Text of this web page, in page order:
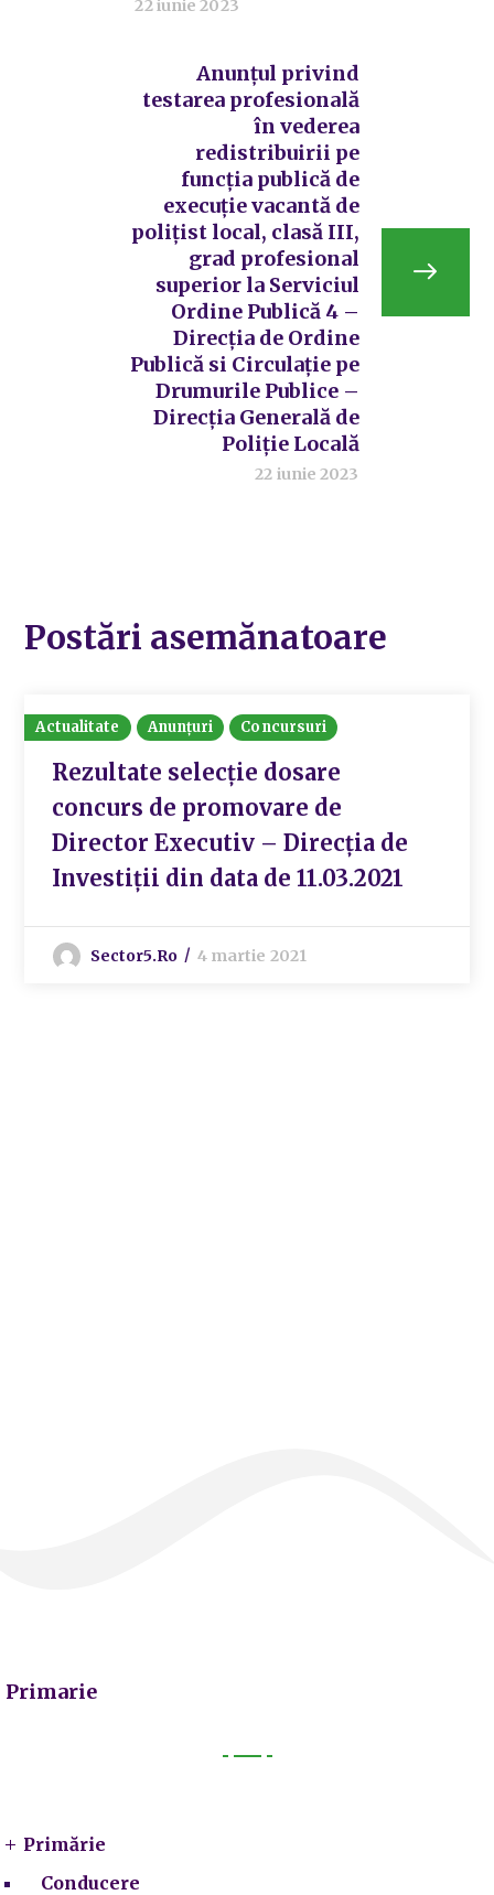
22 iunie 2023
Anunțul privind
testarea profesională
în vederea
redistribuirii pe
funcția publică de
execuție vacantă de
polițist local, clasă III,
grad profesional
superior la Serviciul
Ordine Publică 4 –
Direcția de Ordine
Publică si Circulație pe
Drumurile Publice –
Direcția Generală de
Poliție Locală
22 iunie 2023
Postări asemănatoare
Actualitate Anunțuri Concursuri
Rezultate selecție dosare
concurs de promovare de
Director Executiv – Direcția de
Investiții din data de 11.03.2021
Sector5.ro 4 martie 2021
Primarie
Primărie
Conducere